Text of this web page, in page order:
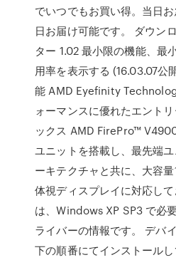
でいつでもお買い得。当日
日お届け可能です。 ダウン
ター 1.02 最小限の機能、最
用率を表示する (16.03.07公
能 AMD Eyefinity
ォーマンスに優れたエント
ックス AMD FirePro™
ユニットを搭載し、最先端
ーキテクチャと共に、大容
体視ディスプレイに対応し
は、Windows XP SP3 で必
ライバーの情報です。 デバ
下の順番にてインストール